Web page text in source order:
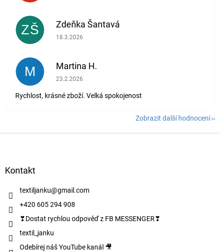
ZŠ Zdeňka Šantavá
Hodnocení obchodu je 5 z 5 hvězdiček.
18.3.2026
M Martina H.
Hodnocení obchodu je 5 z 5 hvězdiček.
23.2.2026
Rychlost, krásné zboží. Velká spokojenost
Zobrazit další hodnocení
Kontakt
textiljanku@gmail.com
+420 605 294 908
❣Dostat rychlou odpověď z FB MESSENGER❣
textil_janku
Odebírej náš YouTube kanál 🎥